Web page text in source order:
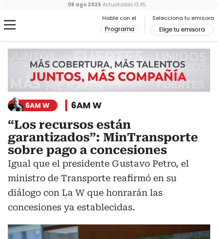
Hable con el
Programa
Selecciona tu emisora
Elige tu emisora
08 ago 2026 Actualizado 13:45
6AM W 6AM W
“Los recursos están
garantizados”: MinTransporte
sobre pago a concesiones
Igual que el presidente Gustavo Petro, el
ministro de Transporte reafirmó en su
diálogo con La W que honrarán las
concesiones ya establecidas.